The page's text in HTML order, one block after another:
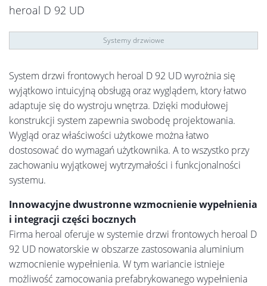
heroal D 92 UD
Systemy drzwiowe
System drzwi frontowych heroal D 92 UD wyrożnia się
wyjątkowo intuicyjną obsługą oraz wyglądem, ktory łatwo
adaptuje się do wystroju wnętrza. Dzięki modułowej
konstrukcji system zapewnia swobodę projektowania.
Wygląd oraz właściwości użytkowe można łatwo
dostosować do wymagań użytkownika. A to wszystko przy
zachowaniu wyjątkowej wytrzymałości i funkcjonalności
systemu.
Innowacyjne dwustronne wzmocnienie wypełnienia
i integracji części bocznych
Firma heroal oferuje w systemie drzwi frontowych heroal D
92 UD nowatorskie w obszarze zastosowania aluminium
wzmocnienie wypełnienia. W tym wariancie istnieje
możliwość zamocowania prefabrykowanego wypełnienia